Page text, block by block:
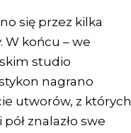
się przez kilka
W końcu – we
studio
nagrano
utworów, z których
znalazło swe